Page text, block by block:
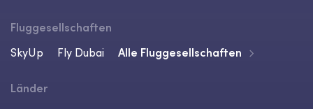
Fluggesellschaften
SkyUp
Fly Dubai Alle Fluggesellschaften
Länder